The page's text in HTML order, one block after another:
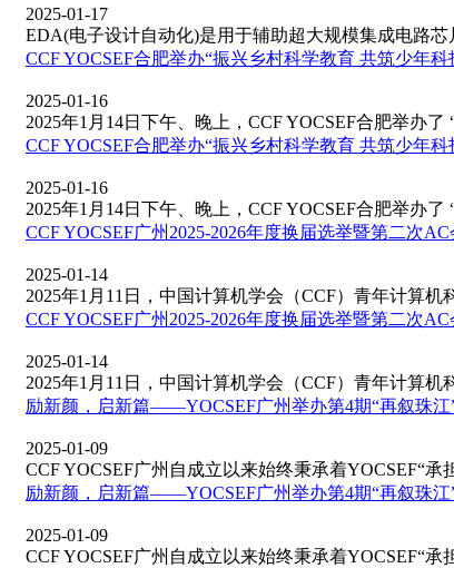
2025-01-17
EDA(电子设计自动化)是用于辅助超大规模集成电路芯
CCF YOCSEF合肥举办“振兴乡村科学教育 共筑少年
2025-01-16
2025年1月14日下午、晚上，CCF YOCSEF合肥举办了
CCF YOCSEF合肥举办“振兴乡村科学教育 共筑少年
2025-01-16
2025年1月14日下午、晚上，CCF YOCSEF合肥举办了
CCF YOCSEF广州2025-2026年度换届选举暨第二次
2025-01-14
2025年1月11日，中国计算机学会（CCF）青年计算机
CCF YOCSEF广州2025-2026年度换届选举暨第二次
2025-01-14
2025年1月11日，中国计算机学会（CCF）青年计算机
励新颜，启新篇——YOCSEF广州举办第4期“再叙珠江
2025-01-09
CCF YOCSEF广州自成立以来始终秉承着YOCSEF“承
励新颜，启新篇——YOCSEF广州举办第4期“再叙珠江
2025-01-09
CCF YOCSEF广州自成立以来始终秉承着YOCSEF“承